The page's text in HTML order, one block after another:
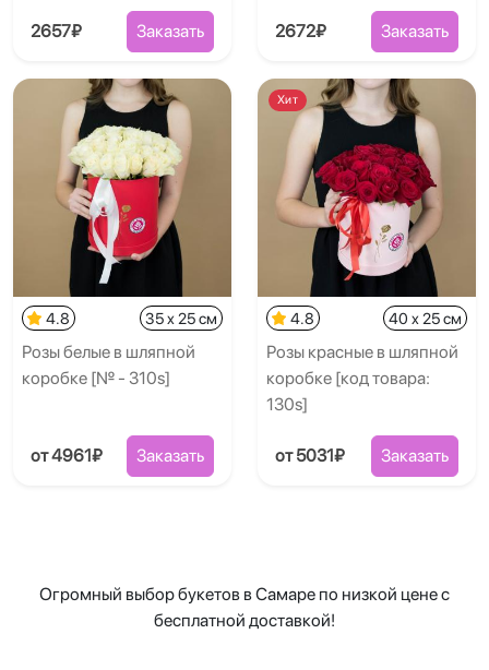
2657₽ Заказать 2672₽ Заказать
4.8 35 x 25 см
Розы белые в шляпной
коробке [№ - 310s]
от 4961₽ Заказать
Хит
4.8 40 x 25 см
Розы красные в шляпной
коробке [код товара:
130s]
от 5031₽ Заказать
Огромный выбор букетов в Самаре по низкой цене с
бесплатной доставкой!